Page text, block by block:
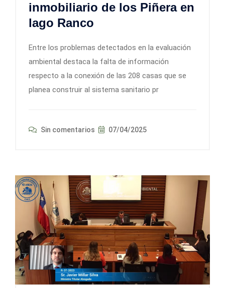
inmobiliario de los Piñera en
lago Ranco
Entre los problemas detectados en la evaluación
ambiental destaca la falta de información
respecto a la conexión de las 208 casas que se
planea construir al sistema sanitario pr
Sin comentarios 07/04/2025